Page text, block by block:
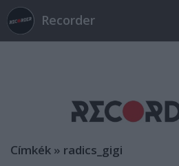
Recorder
Címkék » radics_gigi